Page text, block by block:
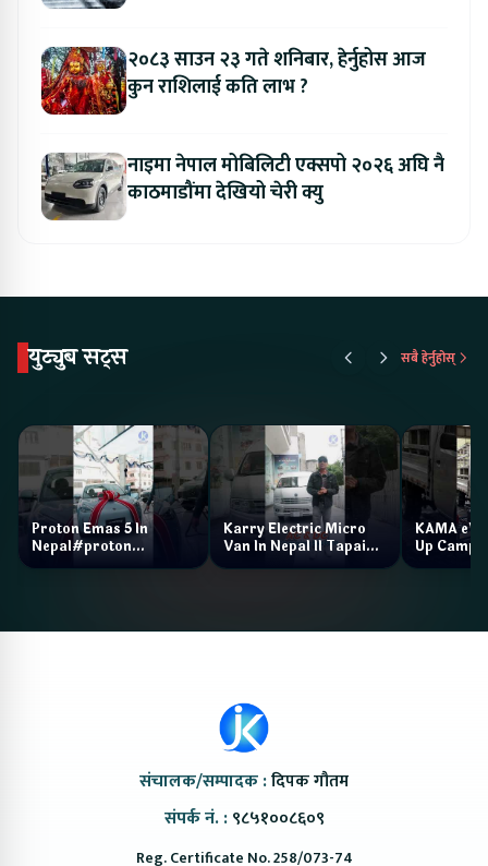
२०८३ साउन २३ गते शनिबार, हेर्नुहोस आज
कुन राशिलाई कति लाभ ?
नाइमा नेपाल मोबिलिटी एक्सपो २०२६ अघि नै
काठमाडौंमा देखियो चेरी क्यु
युट्युब सट्स सबै हेर्नुहोस्
Proton Emas 5 In
Nepal#proton
#protonemas5#protonnepal#evcarnepal
Karry Electric Micro
Van In Nepal II Tapaiko
Bazar II Jankari
KAMA eV
Up Camp
संचालक/सम्पादक :दिपक गौतम
संपर्क नं. : ९८५१००८६०९
Reg. Certificate No. 258/073-74